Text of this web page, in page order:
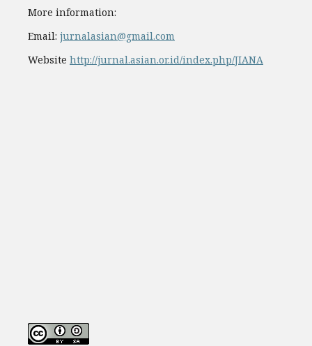
More information:
Email: jurnalasian@gmail.com
Website http://jurnal.asian.or.id/index.php/JIANA